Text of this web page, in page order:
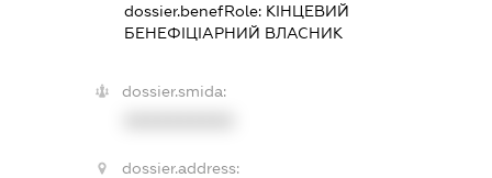
dossier.benefRole: КІНЦЕВИЙ
БЕНЕФІЦІАРНИЙ ВЛАСНИК
dossier.smida:
dossier.address: